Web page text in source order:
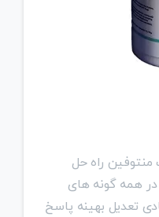
راه حل
در همه گونه های
تعدیل بهینه پاسخ